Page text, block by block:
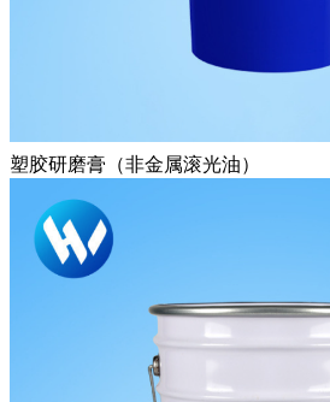
塑胶研磨膏（非金属滚光油）